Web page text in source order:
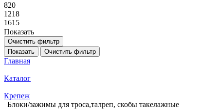
820
1218
1615
Показать
Очистить фильтр
Показать
Очистить фильтр
Главная
Каталог
Крепеж
Блоки/зажимы для троса,талреп, скобы такелажные